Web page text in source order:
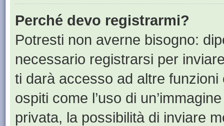
Perché devo registrarmi?
Potresti non averne bisogno:
necessario registrarsi per
ti darà accesso ad altre
ospiti come l’uso di
privata, la possibilità di inviare